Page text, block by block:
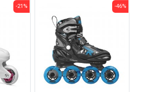
-21% -46%